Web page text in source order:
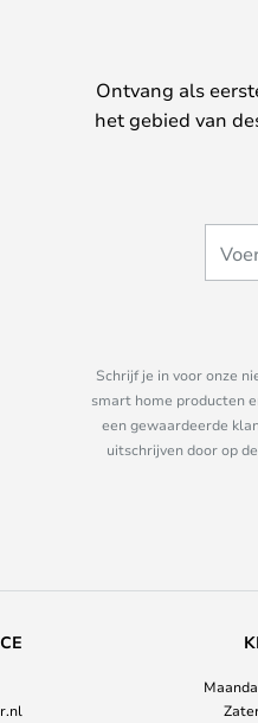
Ontvang als
het gebied van
Schrijf je in voor onze
smart home producten
een gewaardeerde
uitschrijven door op